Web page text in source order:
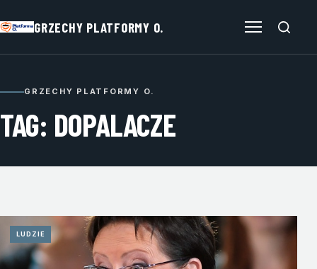
GRZECHY PLATFORMY O.
GRZECHY PLATFORMY O.
TAG: DOPALACZE
LUDZIE